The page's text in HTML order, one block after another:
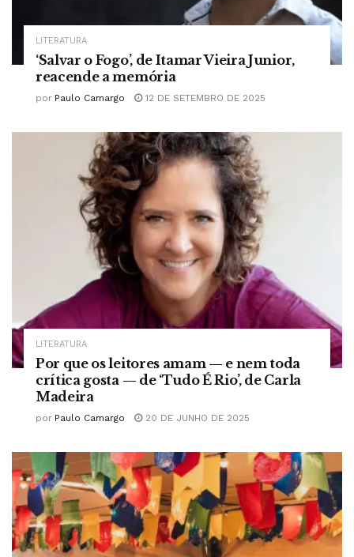
LITERATURA
‘Salvar o Fogo’, de Itamar Vieira Junior,
reacende a memória
por Paulo Camargo 12 DE SETEMBRO DE 2025
LITERATURA
Por que os leitores amam — e nem toda
crítica gosta — de ‘Tudo É Rio’, de Carla
Madeira
por Paulo Camargo 20 DE JUNHO DE 2025